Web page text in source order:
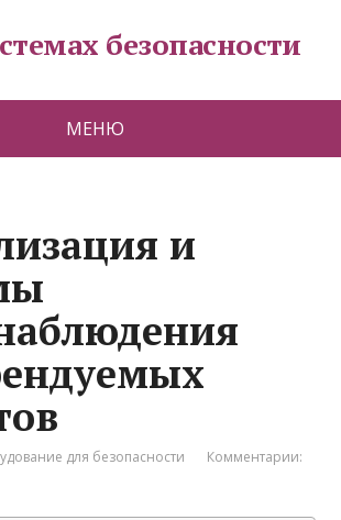
безопасности
МЕНЮ
и
для безопасности
Комментарии: